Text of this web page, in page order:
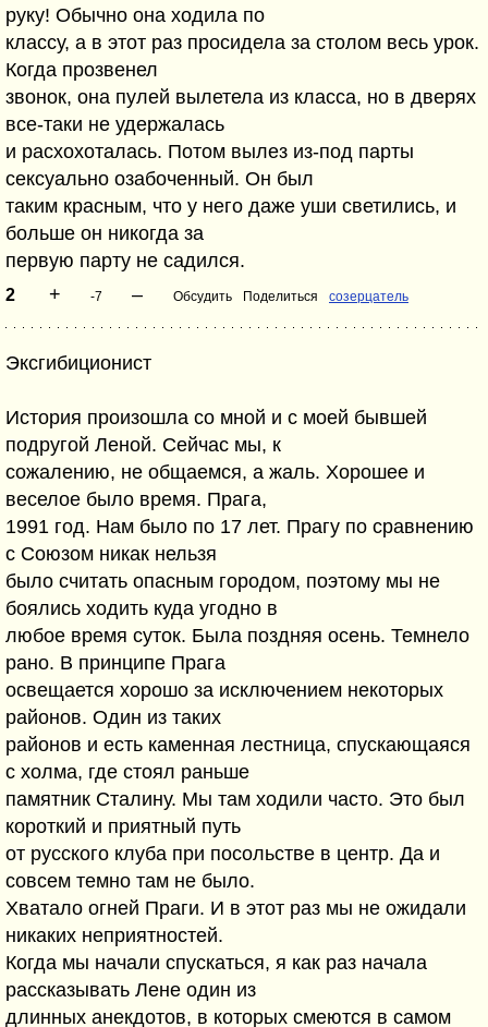
руку! Обычно она ходила по
классу, а в этот раз просидела за столом весь урок.
Когда прозвенел
звонок, она пулей вылетела из класса, но в дверях
все-таки не удержалась
и расхохоталась. Потом вылез из-под парты
сексуально озабоченный. Он был
таким красным, что у него даже уши светились, и
больше он никогда за
первую парту не садился.
2 + -7 – Обсудить Поделиться созерцатель
Эксгибиционист
История произошла со мной и с моей бывшей
подругой Леной. Сейчас мы, к
сожалению, не общаемся, а жаль. Хорошее и
веселое было время. Прага,
1991 год. Нам было по 17 лет. Прагу по сравнению
с Союзом никак нельзя
было считать опасным городом, поэтому мы не
боялись ходить куда угодно в
любое время суток. Была поздняя осень. Темнело
рано. В принципе Прага
освещается хорошо за исключением некоторых
районов. Один из таких
районов и есть каменная лестница, спускающаяся
с холма, где стоял раньше
памятник Сталину. Мы там ходили часто. Это был
короткий и приятный путь
от русского клуба при посольстве в центр. Да и
совсем темно там не было.
Хватало огней Праги. И в этот раз мы не ожидали
никаких неприятностей.
Когда мы начали спускаться, я как раз начала
рассказывать Лене один из
длинных анекдотов, в которых смеются в самом